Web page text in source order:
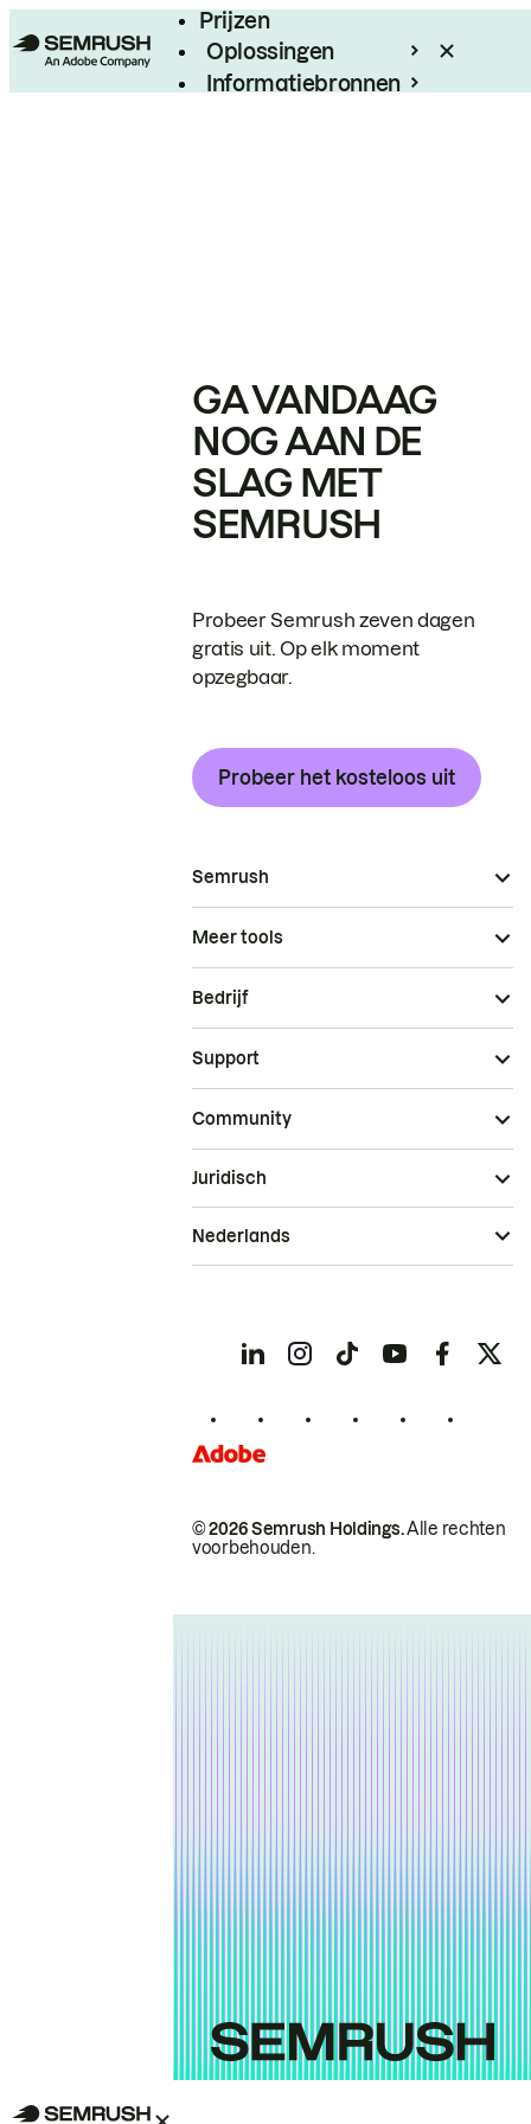
Prijzen
Oplossingen
Informatiebronnen
GA VANDAAG
NOG AAN DE
SLAG MET
SEMRUSH
Probeer Semrush zeven dagen
gratis uit. Op elk moment
opzegbaar.
Probeer het kosteloos uit
Semrush
Meer tools
Bedrijf
Support
Community
© 2026 Semrush Holdings.Alle rechten
voorbehouden.
Juridisch
Nederlands